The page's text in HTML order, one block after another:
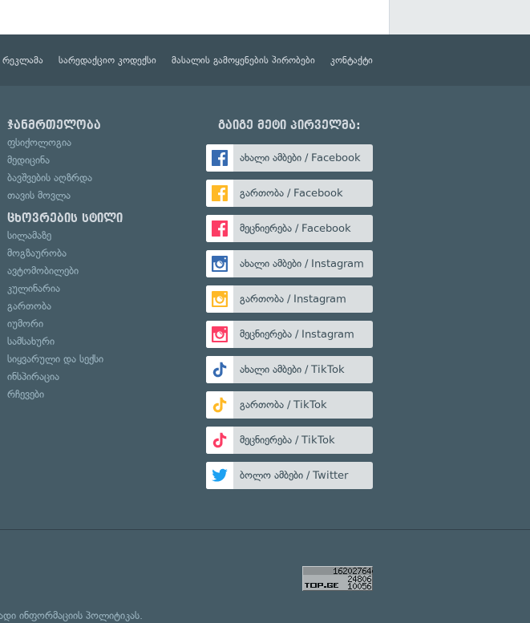
რეკლამა სარედაქციო კოდექსი მასალის გამოყენების პირობები კონტაქტი
ჯანმრთელობა
ფსიქოლოგია
მედიცინა
ბავშვების აღზრდა
თავის მოვლა
ცხოვრების სტილი
სილამაზე
მოგზაურობა
ავტომობილები
კულინარია
გართობა
იუმორი
სამსახური
სიყვარული და სექსი
ინსპირაცია
რჩევები
გაიგე მეტი პირველმა:
ახალი ამბები / Facebook
გართობა / Facebook
მეცნიერება / Facebook
ახალი ამბები / Instagram
გართობა / Instagram
მეცნიერება / Instagram
ახალი ამბები / TikTok
გართობა / TikTok
მეცნიერება / TikTok
ბოლო ამბები / Twitter
ინფორმაციის პოლიტიკას